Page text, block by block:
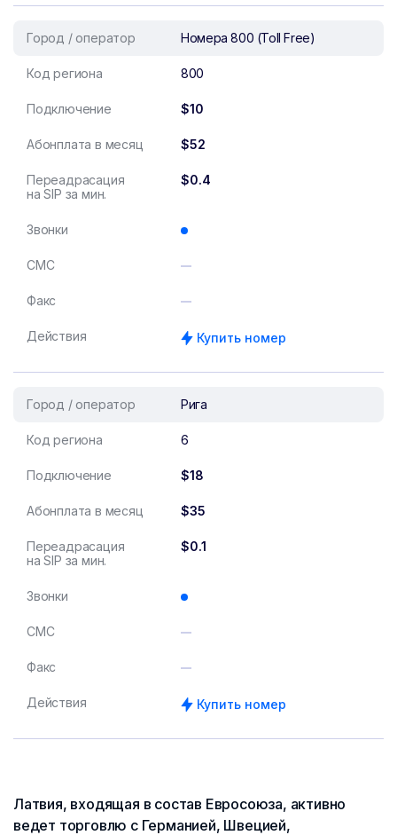
Город / оператор Номера 800 (Toll Free)
Код региона 800
Подключение $10
Абонплата в месяц $52
Переадрасация
на SIP за мин.
$0.4
Звонки
СМС
Факс
Действия Купить номер
Город / оператор Рига
Код региона 6
Подключение $18
Абонплата в месяц $35
Переадрасация
на SIP за мин.
$0.1
Звонки
СМС
Факс
Действия Купить номер
Латвия, входящая в состав Евросоюза, активно
ведет торговлю с Германией, Швецией,